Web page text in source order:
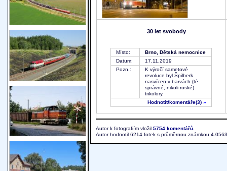
30 let svobody
Místo:
Brno, Dětská nemocnice
Datum:
17.11.2019
Pozn.:
K výročí sametové
revoluce byl Špilberk
nasvícen v barvách (té
správné, nikoli ruské)
trikolory.
Hodnotit/komentáře(3) »
Autor k fotografiím vložil 5754 komentářů.
Autor hodnotil 6214 fotek s průměrnou známkou